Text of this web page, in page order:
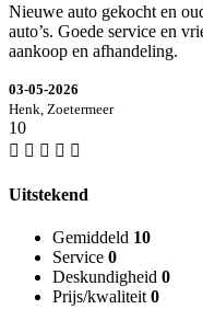
Nieuwe auto gekocht en
auto’s. Goede service en
aankoop en afhandeling.
03-05-2026
Henk, Zoetermeer
10
Uitstekend
Gemiddeld 10
Service 0
Deskundigheid 0
Prijs/kwaliteit 0